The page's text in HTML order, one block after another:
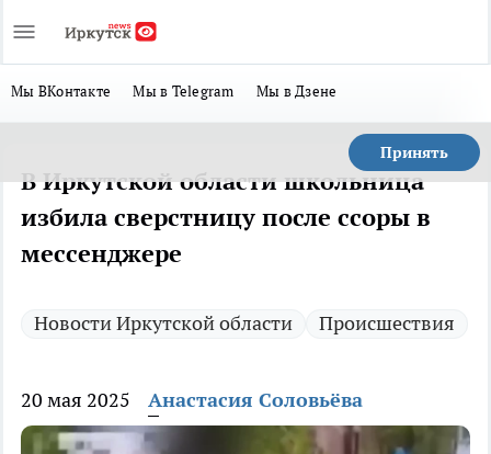
Мы ВКонтакте Мы в Telegram Мы в Дзене
Принять
В Иркутской области школьница
избила сверстницу после ссоры в
мессенджере
Новости Иркутской области Происшествия
20 мая 2025 Анастасия Соловьёва